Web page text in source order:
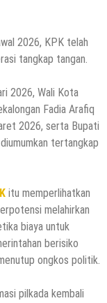
2026, KPK telah
tangkap tangan.
2026, Wali Kota
Fadia Arafiq
2026, serta Bupati
tertangkap
itu memperlihatkan
melahirkan
biaya untuk
berisiko
ongkos politik.
pilkada kembali